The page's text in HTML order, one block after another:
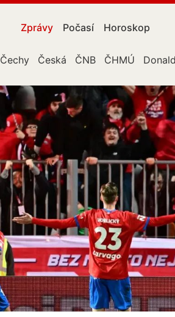
Zprávy Počasí Horoskop
Čechy Česká ČNB ČHMÚ